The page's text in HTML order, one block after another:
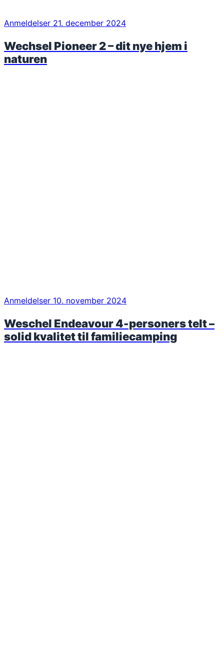
Anmeldelser 21. december 2024
Wechsel Pioneer 2 – dit nye hjem i
naturen
Anmeldelser 10. november 2024
Weschel Endeavour 4-personers telt –
solid kvalitet til familiecamping